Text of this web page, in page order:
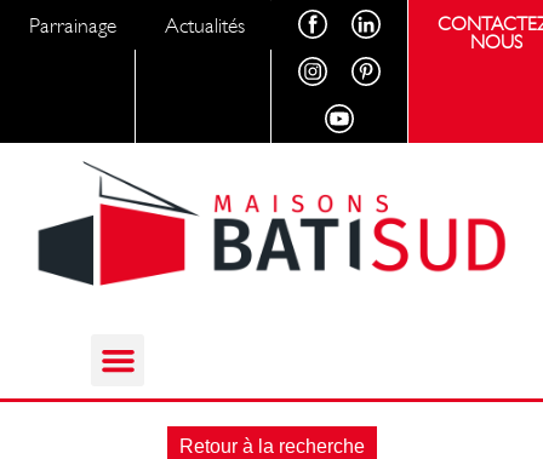
Parrainage Actualités
NOUS
Retour à la recherche